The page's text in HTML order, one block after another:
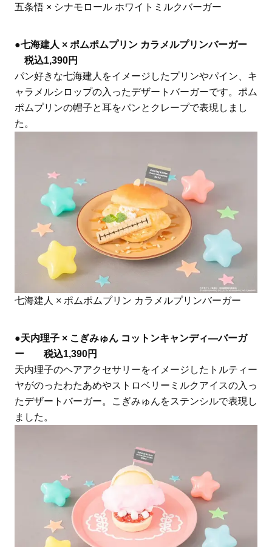
五条悟 × シナモロール ホワイトミルクバーガー
●七海建人 × ポムポムプリン カラメルプリンバーガー
税込1,390円
パン好きな七海建人をイメージしたプリンやパイン、キ
ャラメルシロップの入ったデザートバーガーです。ポム
ポムプリンの帽子と耳をパンとクレープで表現しまし
た。
七海建人 × ポムポムプリン カラメルプリンバーガー
●天内理子 × こぎみゅん コットンキャンディ―バーガ
ー 税込1,390円
天内理子のヘアアクセサリーをイメージしたトルティー
ヤがのったわたあめやストロベリーミルクアイスの入っ
たデザートバーガー。こぎみゅんをステンシルで表現し
ました。